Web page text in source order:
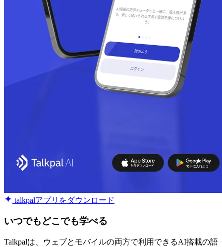
talkpalアプリをダウンロード
いつでもどこでも学べる
Talkpalは、ウェブとモバイルの両方で利用できるAI搭載の語